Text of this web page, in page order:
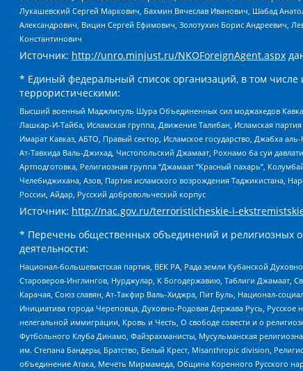
Лукашевский Сергей Маркович, Бахмин Вячеслав Иванович, Шабад
Александрович, Вицин Сергей Ефимович, Золотухин Борис Андреевич,
Константинович
Источник: http://unro.minjust.ru/NKOForeignAgent.aspx
* Единый федеральный список организаций, в том числе
террористическими:
Высший военный Маджлисуль Шура Объединенных сил моджахедов
Лашкар-И-Тайба, Исламская группа, Движение Талибан, Исламская
Имарат Кавказ, АБТО, Правый сектор, Исламское государство, Джабха
Ат-Тавхида Валь-Джихад, Чистопольский Джамаат, Рохнамо ба суи
Артподготовка, Религиозная группа “Джамаат “Красный пахарь”,
Челебиджихана, Азов, Партия исламского возрождения Таджикистана,
России, Айдар, Русский добровольческий корпус
Источник: http://nac.gov.ru/terroristicheskie-i-
* Перечень общественных объединений и религиозных
деятельности:
Национал-большевистская партия, ВЕК РА, Рада земли Кубанской
Староверов-Инглингов, Нурджулар, К Богодержавию, Таблиги Джамаат,
Карачая, Союз славян, Ат-Такфир Валь-Хиджра, Пит Буль, Национал-
Инициатива города Череповца, Духовно-Родовая Держава Русь,
нелегальной иммиграции, Кровь и Честь, О свободе совести и о
Футбольного Клуба Динамо, Файзрахманисты, Мусульманская
им. Степана Бандеры, Братство, Белый Крест, Misanthropic division,
объединение Атака, Мечеть Мирмамеда, Община Коренного Русского